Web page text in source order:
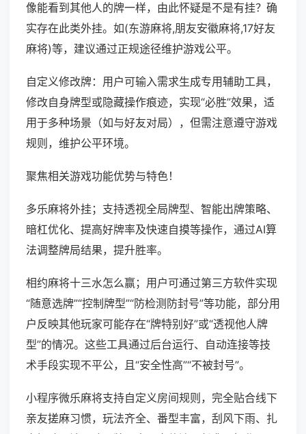
像能看到其他人的牌一样，由此怀疑是不是有挂？确
实存在此类外挂。如(东游麻将,朋友安徽麻将,17好友
麻将)等，建议通过正规途径维护游戏公平。
自定义修改牌：用户可输入需求生成专用辅助工具，
修改自身牌型或隐藏操作痕迹，实现“必胜”效果，适
用于多种场景（如与好友对局），但需注意遵守游戏
规则，维护公平环境。
聚焦相关游戏功能优势与特色！
多乐麻将外挂；支持透视全局牌型、智能出牌策略、
暗杠优化、提高好牌率及快速自摸等操作，通过AI算
法调整牌局结果，提升胜率。
相约麻将十三水怎么赢；用户可通过第三方软件实现
“随意选牌”“控制牌型”“防检测防封号”等功能，部分用
户反映其他玩家可能存在“牌特别好”或“透视他人牌
型”的情况。这些工具通过后台运行、自动连接等技
术手段实现不平公，且“安全性高”“不被封号”。
小程序微乐麻将支持自定义房间规则，完全贴合线下
亲友搓麻习惯，玩法齐全、番型丰富，刮风下雨、扎